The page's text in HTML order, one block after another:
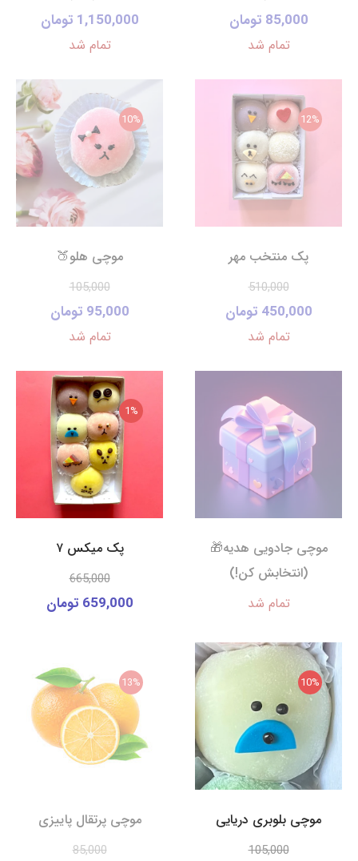
85,000 تومان
تمام شد
1,150,000 تومان
تمام شد
پک منتخب مهر
510,000
450,000 تومان
12%
تمام شد
موچی هلو🍑
105,000
95,000 تومان
10%
تمام شد
موچی جادویی هدیه🎁
(انتخابش کن!)
تمام شد
پک میکس ۷
665,000
659,000 تومان
1%
موچی بلوبری دریایی
105,000
10%
موچی پرتقال پاییزی
85,000
13%